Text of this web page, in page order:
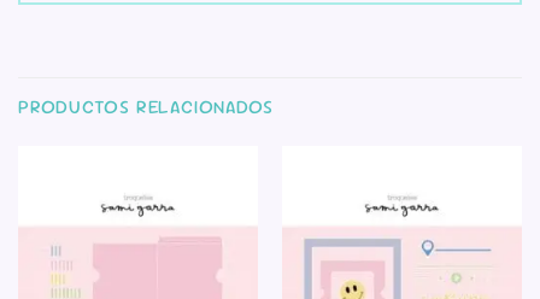
PRODUCTOS RELACIONADOS